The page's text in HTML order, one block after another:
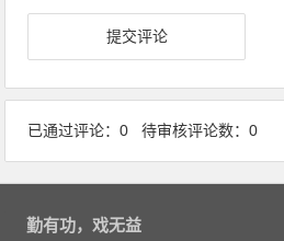
已通过评论：0 待审核评论数：0
勤有功，戏无益